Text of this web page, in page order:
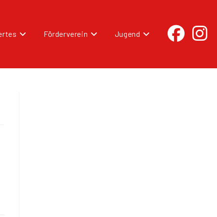
Förderverein Jugend